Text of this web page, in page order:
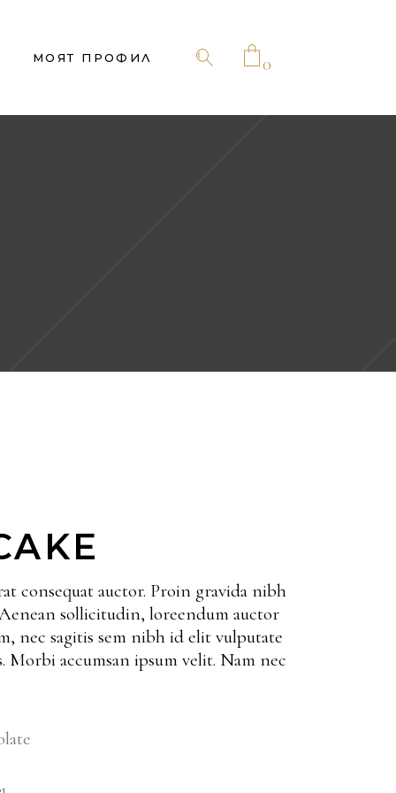
МОЯТ ПРОФИЛ 0
consequat auctor. Proin gravida nibh
sollicitudin, loreendum auctor
nec sagitis sem nibh id elit vulputate
Morbi accumsan ipsum velit. Nam nec